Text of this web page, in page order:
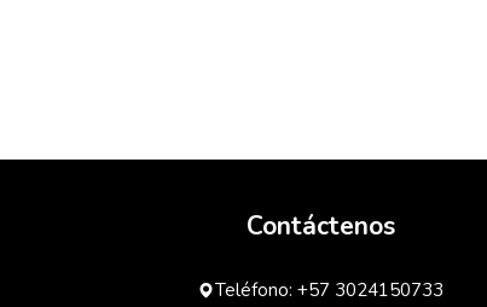
Contáctenos
Teléfono: +57 3024150733